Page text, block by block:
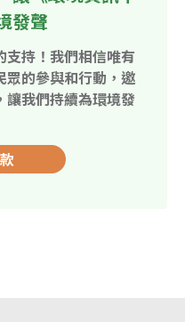
發聲
支持！我們相信唯有
眾的參與和行動，邀
讓我們持續為環境發